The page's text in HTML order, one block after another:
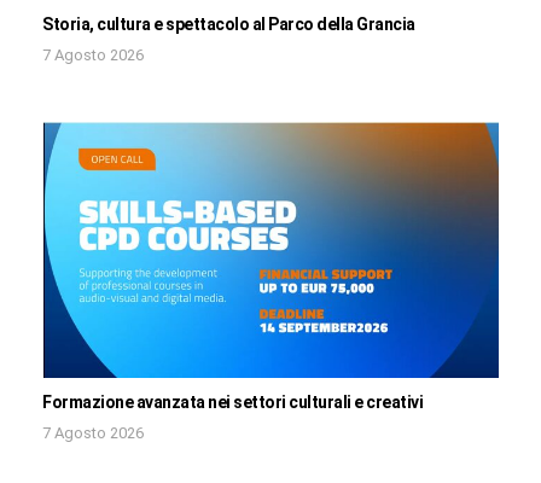
Storia, cultura e spettacolo al Parco della Grancia
7 Agosto 2026
Formazione avanzata nei settori culturali e creativi
7 Agosto 2026